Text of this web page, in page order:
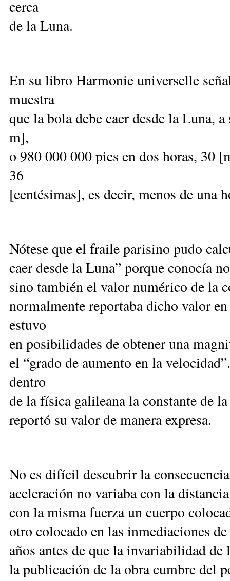
cerca
de la Luna.
En su libro Harmonie universelle
muestra
que la bola debe caer desde la Luna,
m],
o 980 000 000 pies en dos horas, 30
36
[centésimas], es decir, menos de una
Nótese que el fraile parisino pudo
caer desde la Luna” porque conocía
sino también el valor numérico de la
normalmente reportaba dicho valor
estuvo
en posibilidades de obtener una
el “grado de aumento en la
dentro
de la física galileana la constante de
reportó su valor de manera expresa.
No es difícil descubrir la
aceleración no variaba con la
con la misma fuerza un cuerpo
otro colocado en las inmediaciones
años antes de que la invariabilidad
la publicación de la obra cumbre del